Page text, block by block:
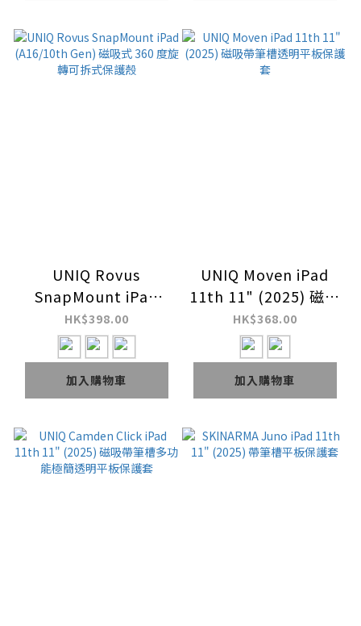
UNIQ Rovus
SnapMount iPad
(A16/10th Gen) 磁吸
式 360 度旋轉可拆式
保護殼
HK$398.00
加入購物車
UNIQ Moven iPad
11th 11" (2025) 磁吸
帶筆槽透明平板保護套
HK$368.00
加入購物車